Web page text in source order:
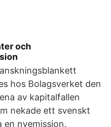
och
hos Bolagsverket den
av kapitalfallen
nekade ett svenskt
nyemission.